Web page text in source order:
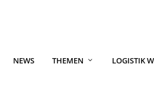
NEWS THEMEN LOGISTIK